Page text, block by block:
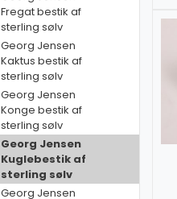
Fregat bestik af
sterling sølv
Georg Jensen
Kaktus bestik af
sterling sølv
Georg Jensen
Konge bestik af
sterling sølv
Georg Jensen
Kuglebestik af
sterling sølv
Georg Jensen